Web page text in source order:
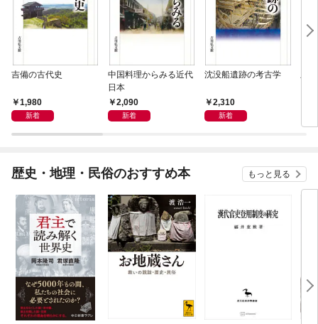
吉備の古代史
1,980
新着
中国料理からみる近代
日本
2,090
新着
沈没船遺跡の考古学
2,310
新着
歴史・地理・民俗のおすすめ本 もっと見る